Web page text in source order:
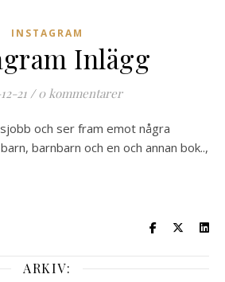
INSTAGRAM
Inlägg
21 / 0 kommentarer
barnbarn och en och annan bok..,️
ARKIV: